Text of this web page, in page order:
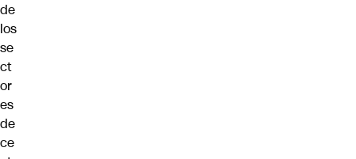
de
los
se
ct
or
es
de
ce